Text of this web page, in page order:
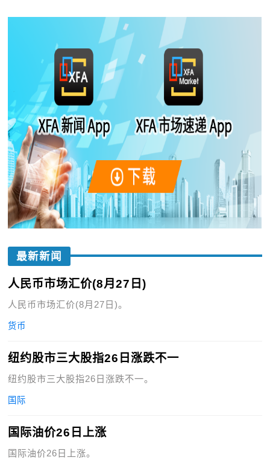
最新新闻
人民币市场汇价(8月27日)
人民币市场汇价(8月27日)。
货币
纽约股市三大股指26日涨跌不一
纽约股市三大股指26日涨跌不一。
国际
国际油价26日上涨
国际油价26日上涨。